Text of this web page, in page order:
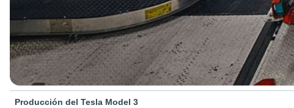
Producción del Tesla Model 3